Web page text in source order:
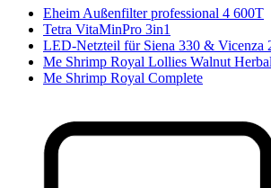
Eheim Außenfilter professional 4 600T
Tetra VitaMinPro 3in1
LED-Netzteil für Siena 330 & Vicenza
Me Shrimp Royal Lollies Walnut
Me Shrimp Royal Complete